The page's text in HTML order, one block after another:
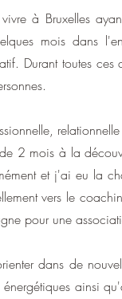
à Bruxelles
mois dans
Durant toutes
2 mois à la
et j'ai eu la
vers le
pour une
dans de
ainsi